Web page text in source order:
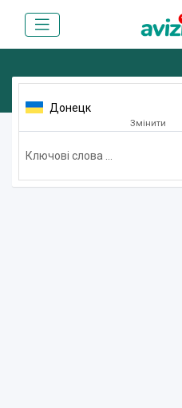
Донецк
Змінити